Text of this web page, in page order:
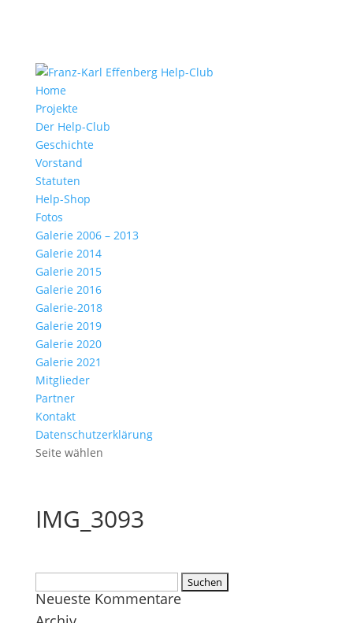
Home
Projekte
Der Help-Club
Geschichte
Vorstand
Statuten
Help-Shop
Fotos
Galerie 2006 – 2013
Galerie 2014
Galerie 2015
Galerie 2016
Galerie-2018
Galerie 2019
Galerie 2020
Galerie 2021
Mitglieder
Partner
Kontakt
Datenschutzerklärung
Seite wählen
IMG_3093
nach:
Neueste Kommentare